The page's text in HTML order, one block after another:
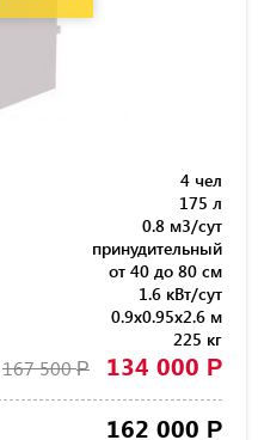
4 чел
175 л
0.8 м3/сут
принудительный
от 40 до 80 см
1.6 кВт/сут
0.9x0.95x2.6 м
225 кг
167 500Р 134 000 Р
162 000 Р